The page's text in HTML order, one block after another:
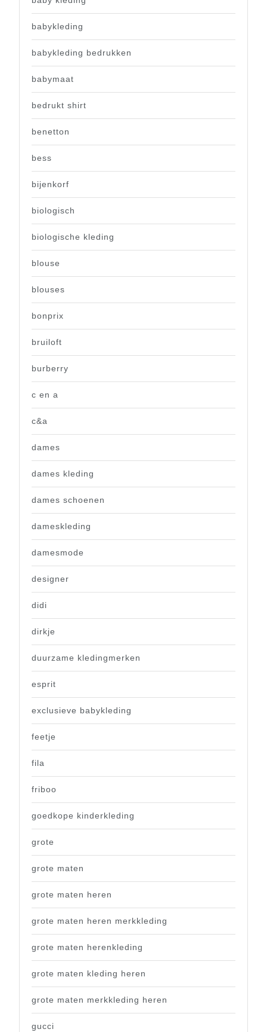
babykleding
babykleding bedrukken
babymaat
bedrukt shirt
benetton
bess
bijenkorf
biologisch
biologische kleding
blouse
blouses
bonprix
bruiloft
burberry
c en a
c&a
dames
dames kleding
dames schoenen
dameskleding
damesmode
designer
didi
dirkje
duurzame kledingmerken
esprit
exclusieve babykleding
feetje
fila
friboo
goedkope kinderkleding
grote
grote maten
grote maten heren
grote maten heren merkkleding
grote maten herenkleding
grote maten kleding heren
grote maten merkkleding heren
gucci